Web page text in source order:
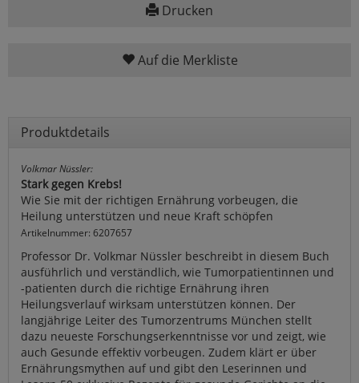
Drucken
Auf die Merkliste
Produktdetails
Volkmar Nüssler:
Stark gegen Krebs!
Wie Sie mit der richtigen Ernährung vorbeugen, die
Heilung unterstützen und neue Kraft schöpfen
Artikelnummer: 6207657
Professor Dr. Volkmar Nüssler beschreibt in diesem Buch
ausführlich und verständlich, wie Tumorpatientinnen und
-patienten durch die richtige Ernährung ihren
Heilungsverlauf wirksam unterstützen können. Der
langjährige Leiter des Tumorzentrums München stellt
dazu neueste Forschungserkenntnisse vor und zeigt, wie
auch Gesunde effektiv vorbeugen. Zudem klärt er über
Ernährungsmythen auf und gibt den Leserinnen und